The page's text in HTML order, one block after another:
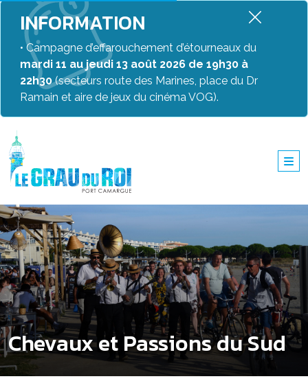
INFORMATION
• Campagne d’effarouchement d’étourneaux du
mardi 11 au jeudi 13 août 2026 de 19h30 à
22h30(secteurs route des Marines, place du Dr
Ramain et aire de jeux du cinéma VOG).
Chevaux et Passions du Sud